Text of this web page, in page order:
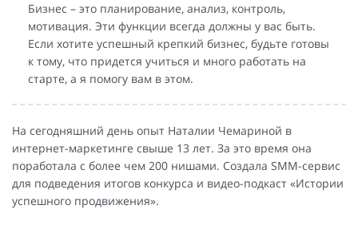
Бизнес – это планирование, анализ, контроль,
мотивация. Эти функции всегда должны у вас быть.
Если хотите успешный крепкий бизнес, будьте готовы
к тому, что придется учиться и много работать на
старте, а я помогу вам в этом.
На сегодняшний день опыт Наталии Чемариной в
интернет-маркетинге свыше 13 лет. За это время она
поработала с более чем 200 нишами. Создала SMM-сервис
для подведения итогов конкурса и видео-подкаст «Истории
успешного продвижения».